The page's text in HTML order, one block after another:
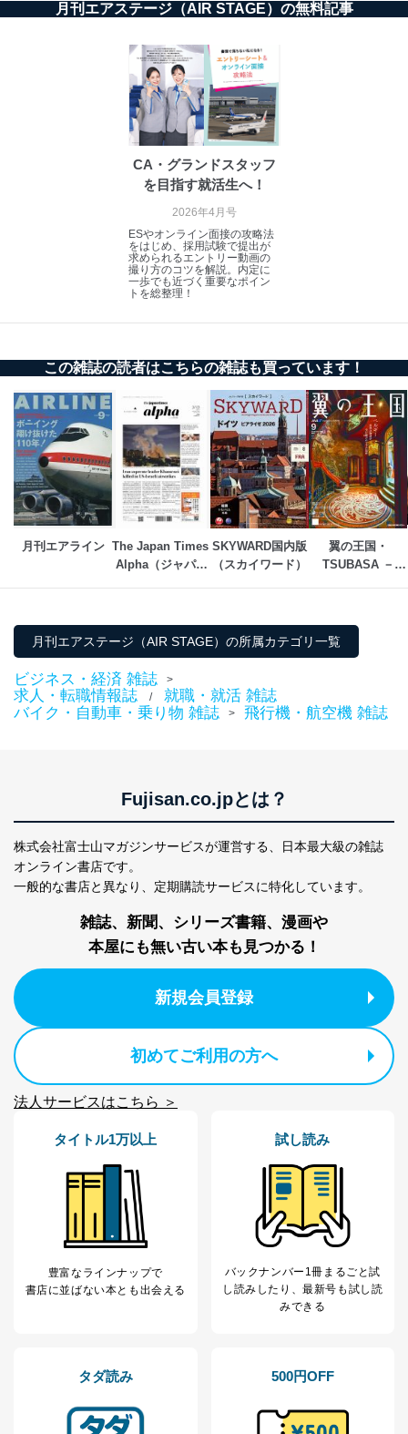
月刊エアステージ（AIR STAGE）の無料記事
CA・グランドスタッフ
を目指す就活生へ！
2026年4月号
ESやオンライン面接の攻略法
をはじめ、採用試験で提出が
求められるエントリー動画の
撮り方のコツを解説。内定に
一歩でも近づく重要なポイン
トを総整理！
この雑誌の読者はこちらの雑誌も買っています！
月刊エアライン The Japan Times
Alpha（ジャパン
SKYWARD国内版
（スカイワード）
翼の王国・
TSUBASA －
月刊エアステージ（AIR STAGE）の所属カテゴリ一覧
ビジネス・経済 雑誌 >
求人・転職情報誌 /
就職・就活 雑誌
バイク・自動車・乗り物 雑誌
> 飛行機・航空機 雑誌
Fujisan.co.jpとは？
株式会社富士山マガジンサービスが運営する、
日本最大級の雑誌
オンライン書店です。
一般的な書店と異なり、 定期購読サービスに特化しています。
雑誌、新聞、シリーズ書籍、漫画や
本屋にも無い古い本も見つかる！
新規会員登録
初めてご利用の方へ
法人サービスはこちら ＞
タイトル1万以上
豊富なラインナップで
書店に並ばない本とも出会える
試し読み
バックナンバー1冊まるごと試
し読み したり、最新号も試し読
みできる
タダ読み 500円OFF